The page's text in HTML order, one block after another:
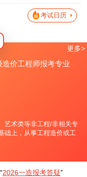
考试日历
造价工程师报考专业
艺术类等非工程/非相关专
础上，从事工程造价或工
规，具有良好的业
更多>
2026一造报考答疑”